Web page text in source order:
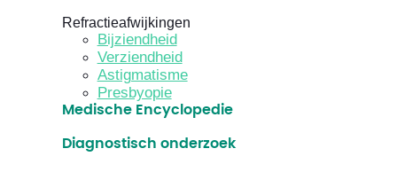
Refractieafwijkingen
Bijziendheid
Verziendheid
Astigmatisme
Presbyopie
Medische Encyclopedie
Diagnostisch onderzoek